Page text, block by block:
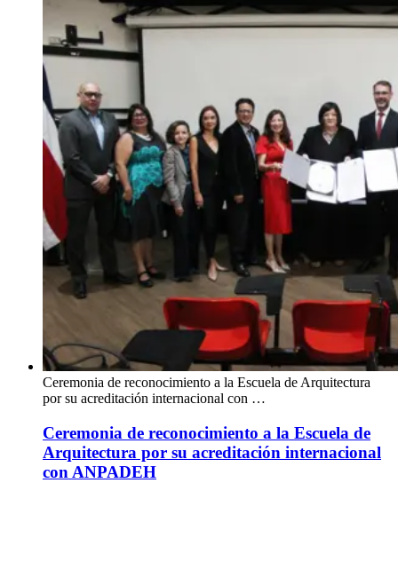
Ceremonia de reconocimiento a la Escuela de Arquitectura
por su acreditación internacional con …
Ceremonia de reconocimiento a la Escuela de
Arquitectura por su acreditación internacional
con ANPADEH